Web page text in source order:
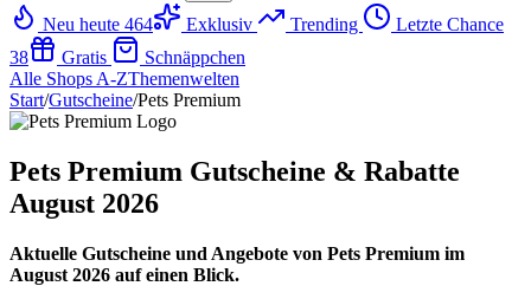
Neu heute 464 Exklusiv Trending
Letzte Chance
38
Gratis
Schnäppchen
Alle Shops A-ZThemenwelten
Start/Gutscheine/Pets Premium
Pets Premium Gutscheine & Rabatte
August 2026
Aktuelle Gutscheine und Angebote von Pets Premium im
August 2026 auf einen Blick.